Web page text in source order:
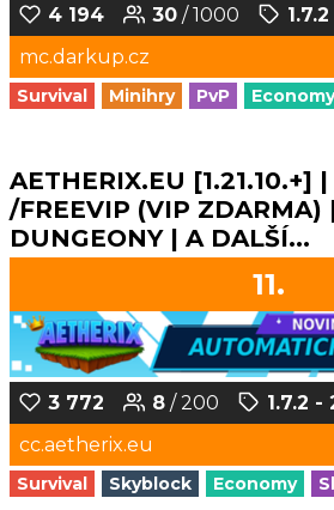
4 194 30 / 1000
mc.darkup.cz
Survival Minihry PvP Economy
AETHERIX.EU [1.21.10.+]
/FREEVIP (VIP ZDARMA)
DUNGEONY | A DALŠÍ...
11.
3 772 8 / 200
1.7.2 -
cc.aetherix.eu
Survival Skyblock Economy